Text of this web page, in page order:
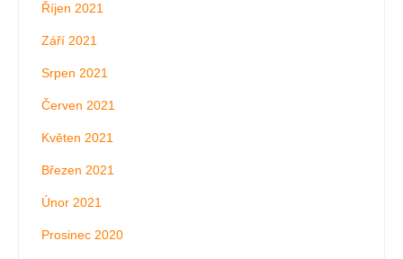
Říjen 2021
Září 2021
Srpen 2021
Červen 2021
Květen 2021
Březen 2021
Únor 2021
Prosinec 2020